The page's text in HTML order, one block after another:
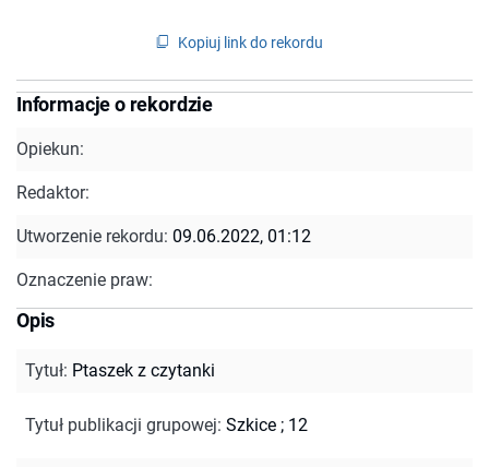
Kopiuj link do rekordu
Informacje o rekordzie
Opiekun:
Redaktor:
Utworzenie rekordu: 09.06.2022, 01:12
Oznaczenie praw:
Opis
Tytuł: Ptaszek z czytanki
Tytuł publikacji grupowej: Szkice ; 12